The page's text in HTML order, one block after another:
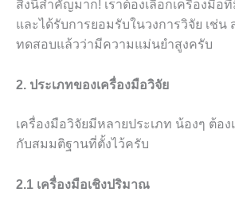
สิ่งนี้สำคัญมาก! เราต้องเลือกเครื่องมือ
และได้รับการยอมรับในวงการวิจัย เช่น
ทดสอบแล้วว่ามีความแม่นยำสูงครับ
2. ประเภทของเครื่องมือวิจัย
เครื่องมือวิจัยมีหลายประเภท น้องๆ ต้อง
กับสมมติฐานที่ตั้งไว้ครับ
2.1 เครื่องมือเชิงปริมาณ